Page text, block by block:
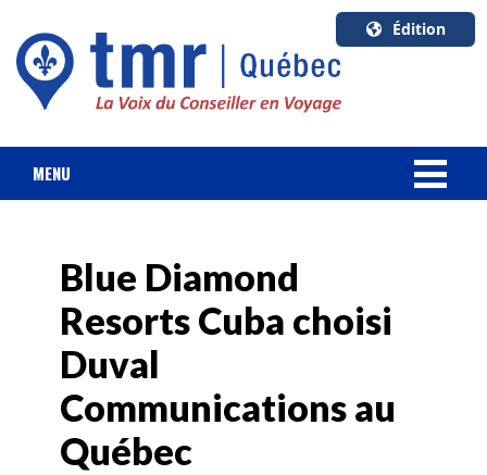
Édition
U.S.A.
English
Canada
MENU
FORFAIT VACANCES
CROISIÈRES
HOTELS & RESORTS
DESTINATIONS
Blue Diamond
Resorts Cuba choisi
Duval
Communications au
Québec